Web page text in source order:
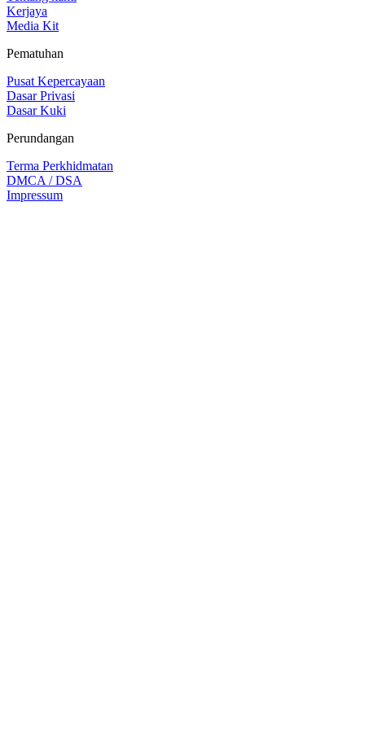
Kerjaya
Media Kit
Pematuhan
Pusat Kepercayaan
Dasar Privasi
Dasar Kuki
Perundangan
Terma Perkhidmatan
DMCA / DSA
Impressum